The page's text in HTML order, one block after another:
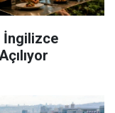
İngilizce